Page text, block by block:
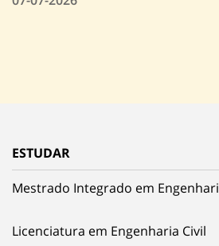
ESTUDAR
Mestrado Integrado em
Licenciatura em Engenharia Civil